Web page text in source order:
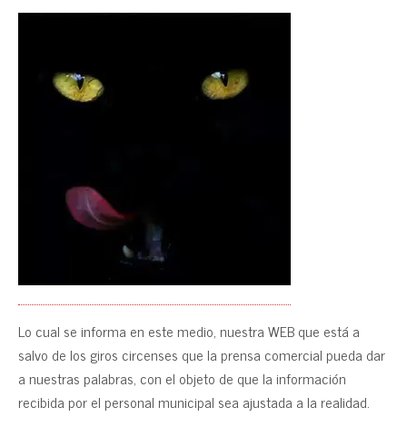
Lo cual se informa en este medio, nuestra WEB que está a
salvo de los giros circenses que la prensa comercial pueda dar
a nuestras palabras, con el objeto de que la información
recibida por el personal municipal sea ajustada a la realidad.